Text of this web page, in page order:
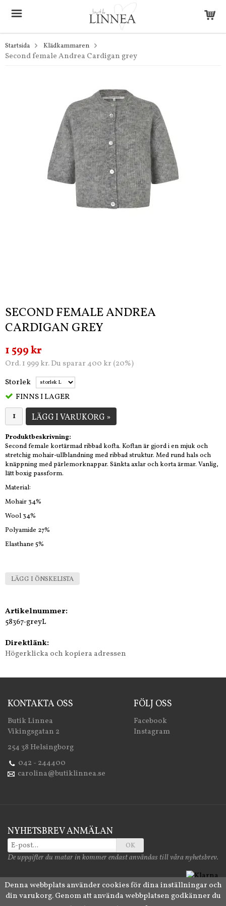
Startsida Klädkammaren
Second female Andrea Cardigan grey
SECOND FEMALE ANDREA
CARDIGAN GREY
1 599 kr
Ord. 1 999 kr. Du sparar 400 kr (20%)
Storlek
FINNS I LAGER
LÄGG I VARUKORG »
Produktbeskrivning:
Second female kortärmad ribbad kofta. Koftan är gjord i en mjuk och
stretchig mohair-ullblandning med ribbad struktur. Med rund hals och
knäppning med pärlemorknappar. Sänkta axlar och korta ärmar. Vanlig,
lätt boxig passform.
Material:
Mohair 34%
Wool 34%
Polyamide 27%
Elasthane 5%
LÄGG I ÖNSKELISTA
Artikelnummer:
58367-greyL
Direktlänk:
Högerklicka och kopiera adressen
KONTAKTA OSS
Butik Linnea
Vikingsgatan 2
254 38 Helsingborg
042 - 244400
carolina@butiklinnea.se
FÖLJ OSS
Facebook
Instagram
NYHETSBREV ANMÄLAN
OK
De uppgifter du matar in kommer endast användas till våra nyhetsbrev.
Denna webbplats använder cookies för dina inställningar och
din varukorg. Genom att använda webbplatsen godkänner du